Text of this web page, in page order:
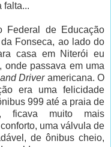
falta...
Federal de Educação
Fonseca, ao lado do
casa em Niterói eu
onde passava em uma
Driveramericana. O
era uma felicidade
999 até a praia de
ficava muito mais
uma válvula de
de ônibus cheio,